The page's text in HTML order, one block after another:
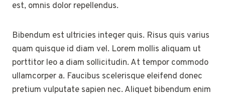
est, omnis dolor repellendus.
Bibendum est ultricies integer quis. Risus quis varius
quam quisque id diam vel. Lorem mollis aliquam ut
porttitor leo a diam sollicitudin. At tempor commodo
ullamcorper a. Faucibus scelerisque eleifend donec
pretium vulputate sapien nec. Aliquet bibendum enim